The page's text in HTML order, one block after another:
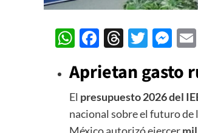
WhatsApp
Facebook
Threads
Aprietan gasto
El presupuesto 2026 del
nacional sobre el futuro